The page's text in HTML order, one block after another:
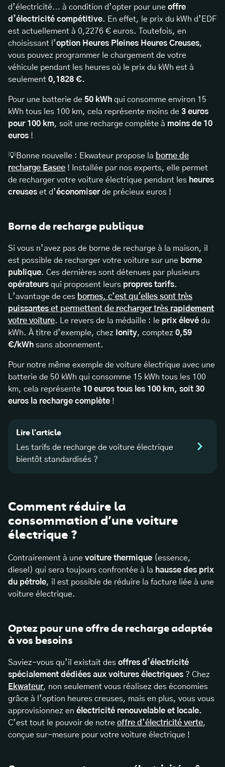
d’électricité… à condition d’opter pour une offre
d’électricité compétitive. En effet, le prix du kWh d’EDF
est actuellement à 0,2276 € euros. Toutefois, en
choisissant l’option Heures Pleines Heures Creuses,
vous pouvez programmer le chargement de votre
véhicule pendant les heures où le prix du kWh est à
seulement 0,1828 €.
Pour une batterie de 50 kWh qui consomme environ 15
kWh tous les 100 km, cela représente moins de 3 euros
pour 100 km, soit une recharge complète à moins de 10
euros !
💡Bonne nouvelle : Ekwateur propose la borne de
recharge Easee ! Installée par nos experts, elle permet
de recharger votre voiture électrique pendant les heures
creuses et d’économiserde précieux euros !
Borne de recharge publique
Si vous n’avez pas de borne de recharge à la maison, il
est possible de recharger votre voiture sur une borne
publique. Ces dernières sont détenues par plusieurs
opérateurs qui proposent leurs propres tarifs.
L’avantage de ces bornes, c’est qu'elles sont très
puissantes et permettent de recharger très rapidement
votre voiture. Le revers de la médaille : le prix élevé du
kWh. À titre d’exemple, chez
Ionity, comptez 0,59
€/kWh sans abonnement.
Pour notre même exemple de voiture électrique avec une
batterie de 50 kWh qui consomme 15 kWh tous les 100
km, cela représente 10 euros tous les 100 km, soit 30
euros la recharge complète !
Lire l'article
Les tarifs de recharge de voiture électrique
bientôt standardisés ?
Comment réduire la
consommation d’une voiture
électrique ?
Contrairement à une voiture thermique (essence,
diesel) qui sera toujours confrontée à la hausse des prix
du pétrole, il est possible de réduire la facture liée à une
voiture électrique.
Optez pour une offre de recharge adaptée
à vos besoins
Saviez-vous qu’il existait des offres d’électricité
spécialement dédiées aux voitures électriques ? Chez
Ekwateur, non seulement vous réalisez des économies
grâce à l’option heures creuses, mais en plus, vous vous
approvisionnez en électricité renouvelable et locale.
C’est tout le pouvoir de notre offre d’électricité verte,
conçue sur-mesure pour votre voiture électrique !